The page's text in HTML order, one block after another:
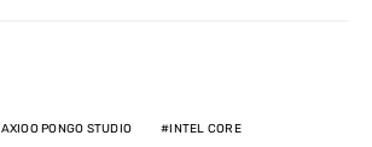
AXIOO PONGO STUDIO
INTEL CORE